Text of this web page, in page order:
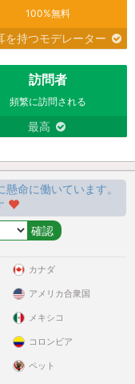
100%無料
を持つモデレーター
訪問者
頻繁に訪問される
最高
命に働いています。
カナダ
アメリカ合衆国
メキシコ
コロンビア
ペット